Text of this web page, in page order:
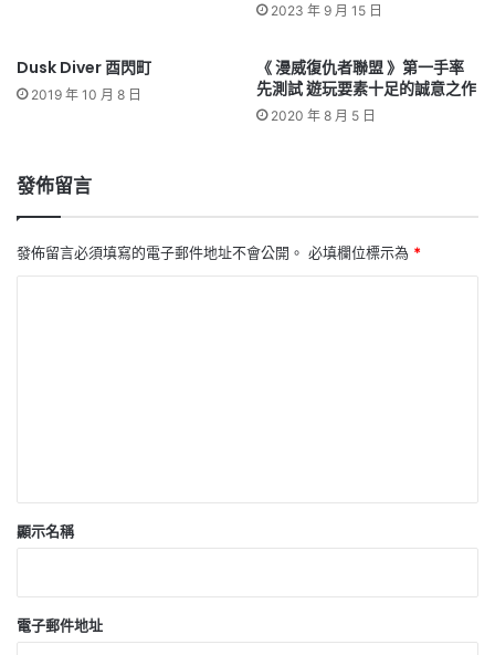
2023 年 9 月 15 日
Dusk Diver 酉閃町
2019 年 10 月 8 日
《 漫威復仇者聯盟 》第一手率
先測試 遊玩要素十足的誠意之作
2020 年 8 月 5 日
發佈留言
發佈留言必須填寫的電子郵件地址不會公開。 必填欄位標示為 *
顯示名稱
電子郵件地址